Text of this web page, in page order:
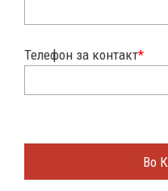
Телефон за контакт*
Во